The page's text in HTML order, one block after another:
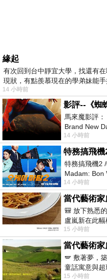
緣起
有次回到台中靜宜大學，找還有
現狀，有點羨慕現在的學弟妹能
14 小時前
馬來魔影評
Brand New
之】：一個失
14 小時前
特務搞飛機2
Madam: Bon
劇本 申鉉成
14 小時前
🎒 放下熟悉
盧嵐新在此
粒感豐富的灰
15 小時前
🪽 敷著夢，
童話寓意與
翼的神聖形象
15 小時前